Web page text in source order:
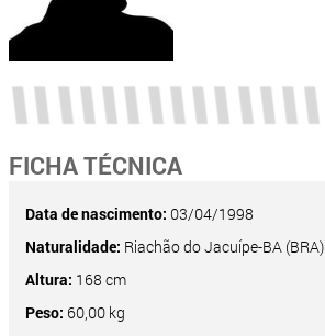
FICHA TÉCNICA
Data de nascimento: 03/04/1998
Naturalidade: Riachão do Jacuípe-BA (BRA)
Altura: 168 cm
Peso: 60,00 kg